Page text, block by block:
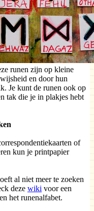
runen zijn op kleine
en door hun
Je kunt de runen ook op
tak die je in plakjes hebt
of
kun je printpapier
al niet meer te zoeken
deze wiki voor een
het runenalfabet.